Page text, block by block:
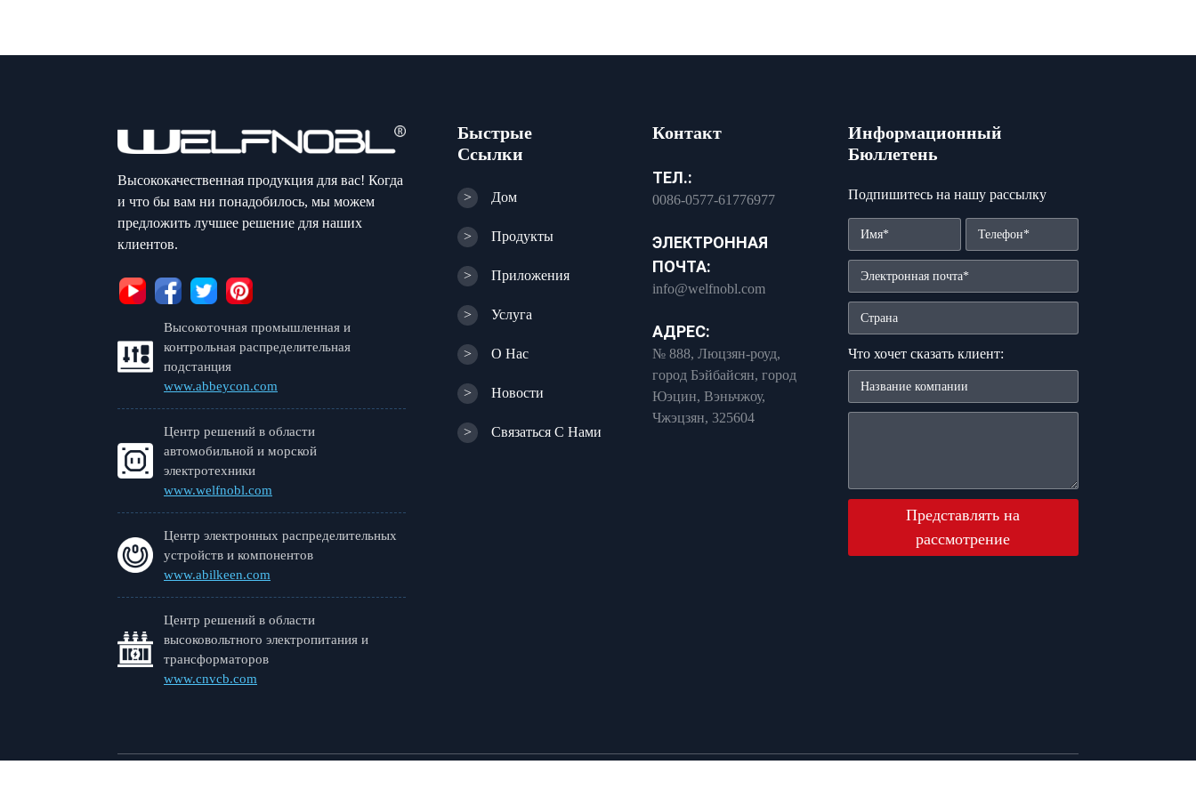
Высококачественная продукция для вас! Когда
и что бы вам ни понадобилось, мы можем
предложить лучшее решение для наших
клиентов.
Высокоточная промышленная и
контрольная распределительная
подстанция
www.abbeycon.com
Центр решений в области
автомобильной и морской
электротехники
www.welfnobl.com
Центр электронных распределительных
устройств и компонентов
www.abilkeen.com
Центр решений в области
высоковольтного электропитания и
трансформаторов
www.cnvcb.com
Быстрые
Ссылки
> Дом
> Продукты
> Приложения
> Услуга
> О Нас
> Новости
> Связаться С Нами
Контакт
ТЕЛ.:
0086-0577-61776977
ЭЛЕКТРОННАЯ
ПОЧТА:
info@welfnobl.com
АДРЕС:
№ 888, Люцзян-роуд,
город Бэйбайсян, город
Юэцин, Вэньчжоу,
Чжэцзян, 325604
Информационный
Бюллетень
Подпишитесь на нашу рассылку
Что хочет сказать клиент:
Представлять на
рассмотрение